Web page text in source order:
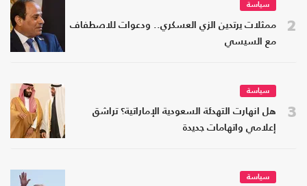
2
سياسة
ممثلات يرتدين الزي العسكري.. ودعوات للاصطفاف
مع السيسي
3
سياسة
هل انهارت التهدئة السعودية الإماراتية؟ تراشق
إعلامي واتهامات جديدة
سياسة